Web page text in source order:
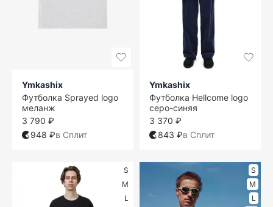
Ymkashix
Футболка Sprayed logo
меланж
3 790 ₽
948 ₽в Сплит
Ymkashix
Футболка Hellcome logo
серо-синяя
3 370 ₽
843 ₽в Сплит
S
M
L
S
M
L